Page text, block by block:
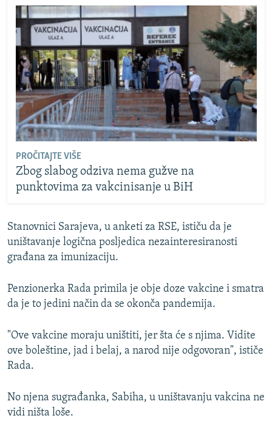
PROČITAJTE VIŠE
Zbog slabog odziva nema gužve na
punktovima za vakcinisanje u BiH
Stanovnici Sarajeva, u anketi za RSE, ističu da je
uništavanje logična posljedica nezainteresiranosti
građana za imunizaciju.
Penzionerka Rada primila je obje doze vakcine i smatra
da je to jedini način da se okonča pandemija.
"Ove vakcine moraju uništiti, jer šta će s njima. Vidite
ove boleštine, jad i belaj, a narod nije odgovoran", ističe
Rada.
No njena sugrađanka, Sabiha, u uništavanju vakcina ne
vidi ništa loše.